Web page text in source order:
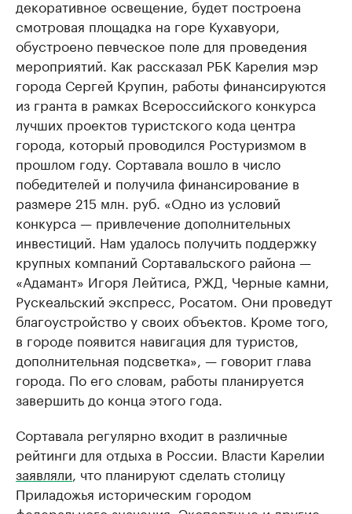
декоративное освещение, будет построена
смотровая площадка на горе Кухавуори,
обустроено певческое поле для проведения
мероприятий. Как рассказал РБК Карелия мэр
города Сергей Крупин, работы финансируются
из гранта в рамках Всероссийского конкурса
лучших проектов туристского кода центра
города, который проводился Ростуризмом в
прошлом году. Сортавала вошло в число
победителей и получила финансирование в
размере 215 млн. руб. «Одно из условий
конкурса — привлечение дополнительных
инвестиций. Нам удалось получить поддержку
крупных компаний Сортавальского района —
«Адамант» Игоря Лейтиса, РЖД, Черные камни,
Рускеальский экспресс, Росатом. Они проведут
благоустройство у своих объектов. Кроме того,
в городе появится навигация для туристов,
дополнительная подсветка», — говорит глава
города. По его словам, работы планируется
завершить до конца этого года.
Сортавала регулярно входит в различные
рейтинги для отдыха в России. Власти Карелии
заявляли, что планируют сделать столицу
Приладожья историческим городом